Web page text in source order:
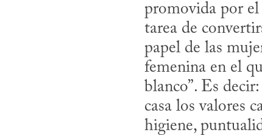
promovida por el
tarea de
papel de las
femenina en el
blanco”. Es
casa los valores
higiene,